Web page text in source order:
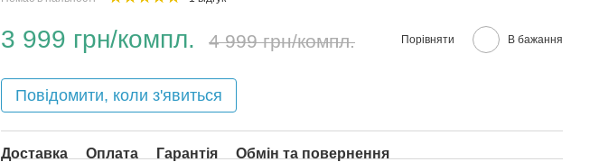
3 999 грн/компл. 4 999 грн/компл. Порівняти В бажання
Повідомити, коли з'явиться
Доставка Оплата Гарантія
Обмін та повернення